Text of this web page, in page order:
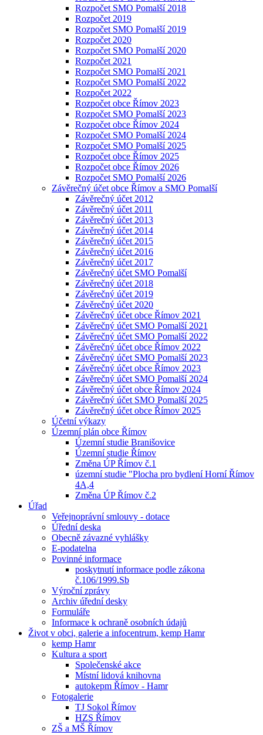
Rozpočet SMO Pomalší 2018
Rozpočet 2019
Rozpočet SMO Pomalší 2019
Rozpočet 2020
Rozpočet SMO Pomalší 2020
Rozpočet 2021
Rozpočet SMO Pomalší 2021
Rozpočet SMO Pomalší 2022
Rozpočet 2022
Rozpočet obce Římov 2023
Rozpočet SMO Pomalší 2023
Rozpočet obce Římov 2024
Rozpočet SMO Pomalší 2024
Rozpočet SMO Pomalší 2025
Rozpočet obce Římov 2025
Rozpočet obce Římov 2026
Rozpočet SMO Pomalší 2026
Závěrečný účet obce Římov a SMO Pomalší
Závěrečný účet 2012
Závěrečný účet 2011
Závěrečný účet 2013
Závěrečný účet 2014
Závěrečný účet 2015
Závěrečný účet 2016
Závěrečný účet 2017
Závěrečný účet SMO Pomalší
Závěrečný účet 2018
Závěrečný účet 2019
Závěrečný účet 2020
Závěrečný účet obce Římov 2021
Závěrečný účet SMO Pomalší 2021
Závěrečný účet SMO Pomalší 2022
Závěrečný účet obce Římov 2022
Závěrečný účet SMO Pomalší 2023
Závěrečný účet obce Římov 2023
Závěrečný účet SMO Pomalší 2024
Závěrečný účet obce Římov 2024
Závěrečný účet SMO Pomalší 2025
Závěrečný účet obce Římov 2025
Účetní výkazy
Územní plán obce Římov
Územní studie Branišovice
Územní studie Římov
Změna ÚP Římov č.1
územní studie "Plocha pro bydlení Horní Římov
4A,4
Změna ÚP Římov č.2
Úřad
Veřejnoprávní smlouvy - dotace
Úřední deska
Obecně závazné vyhlášky
E-podatelna
Povinné informace
poskytnutí informace podle zákona
č.106/1999.Sb
Výroční zprávy
Archiv úřední desky
Formuláře
Informace k ochraně osobních údajů
Život v obci, galerie a infocentrum, kemp Hamr
kemp Hamr
Kultura a sport
Společenské akce
Místní lidová knihovna
autokepm Římov - Hamr
Fotogalerie
TJ Sokol Římov
HZS Římov
ZŠ a MŠ Římov